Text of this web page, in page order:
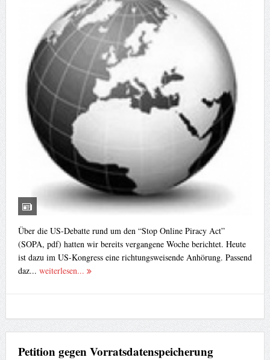
Über die US-Debatte rund um den “Stop Online Piracy Act”
(SOPA, pdf) hatten wir bereits vergangene Woche berichtet. Heute
ist dazu im US-Kongress eine richtungsweisende Anhörung. Passend
daz... weiterlesen...
Petition gegen Vorratsdatenspeicherung